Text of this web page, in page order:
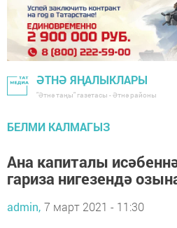
ӘТНӘ ЯҢАЛЫКЛАРЫ
"Әтнә таңы" газетасы - Әтнә районы
БЕЛМИ КАЛМАГЫЗ
Ана капиталы
гариза нигезендә
admin, 7 март 2021 - 11:30